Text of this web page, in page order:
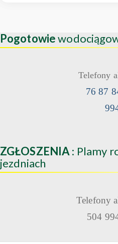
Pogotowie
Telefony
76 87
ZGŁOSZENIA : Plamy
jezdniach
Telefony
504